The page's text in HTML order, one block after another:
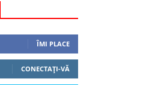
ÎMI PLACE
CONECTAȚI-VĂ